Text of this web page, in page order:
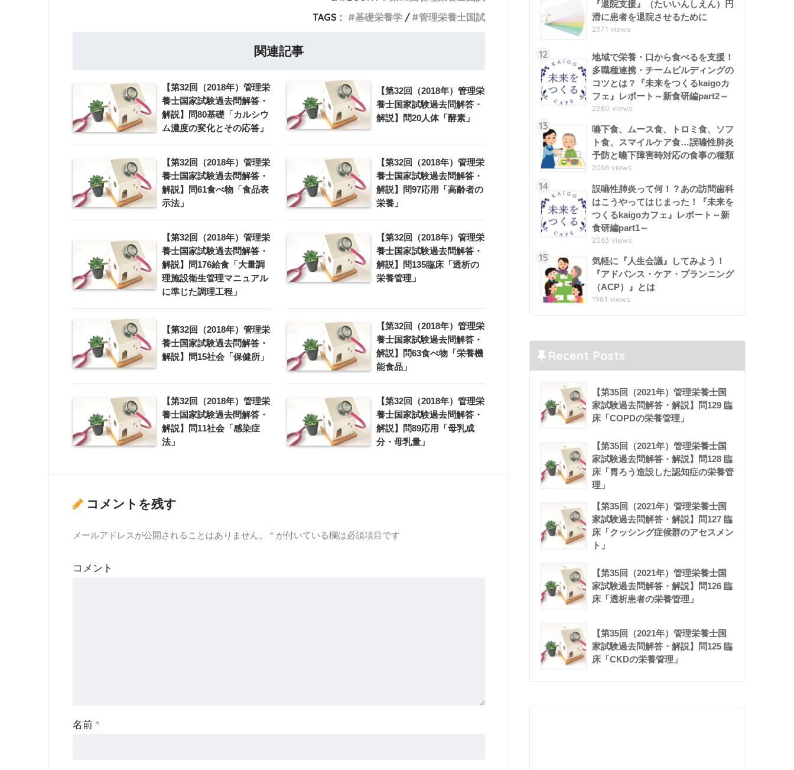
TAGS :
基礎栄養学 管理栄養士国試
関連記事
【第32回（2018年）管理栄
養士国家試験過去問解答・
解説】問80基礎「カルシウ
ム濃度の変化とその応答」
【第32回（2018年）管理栄
養士国家試験過去問解答・
解説】問20人体「酵素」
【第32回（2018年）管理栄
養士国家試験過去問解答・
解説】問61食べ物「食品表
示法」
【第32回（2018年）管理栄
養士国家試験過去問解答・
解説】問97応用「高齢者の
栄養」
【第32回（2018年）管理栄
養士国家試験過去問解答・
解説】問176給食「大量調
理施設衛生管理マニュアル
に準じた調理工程」
【第32回（2018年）管理栄
養士国家試験過去問解答・
解説】問135臨床「透析の
栄養管理」
【第32回（2018年）管理栄
養士国家試験過去問解答・
解説】問15社会「保健所」
【第32回（2018年）管理栄
養士国家試験過去問解答・
解説】問63食べ物「栄養機
能食品」
【第32回（2018年）管理栄
養士国家試験過去問解答・
解説】問11社会「感染症
法」
【第32回（2018年）管理栄
養士国家試験過去問解答・
解説】問89応用「母乳成
分・母乳量」
コメントを残す
メールアドレスが公開されることはありません。 * が付いている欄は必須項目です
コメント
名前 *
『退院支援』（たいいんしえん）円
滑に患者を退院させるために
2371 views
12
地域で栄養・口から食べるを支援！
多職種連携・チームビルディングの
コツとは？『未来をつくるkaigoカ
フェ』レポート～新食研編part2～
2280 views
13
嚥下食、ムース食、トロミ食、ソフ
ト食、スマイルケア食…誤嚥性肺炎
予防と嚥下障害時対応の食事の種類
2066 views
14
誤嚥性肺炎って何！？あの訪問歯科
はこうやってはじまった！『未来を
つくるkaigoカフェ』レポート～新
食研編part1～
2063 views
15
気軽に『人生会議』してみよう！
『アドバンス・ケア・プランニング
（ACP）』とは
1981 views
Recent Posts
【第35回（2021年）管理栄養士国
家試験過去問解答・解説】問129 臨
床「COPDの栄養管理」
【第35回（2021年）管理栄養士国
家試験過去問解答・解説】問128 臨
床「胃ろう造設した認知症の栄養管
理」
【第35回（2021年）管理栄養士国
家試験過去問解答・解説】問127 臨
床「クッシング症候群のアセスメン
ト」
【第35回（2021年）管理栄養士国
家試験過去問解答・解説】問126 臨
床「透析患者の栄養管理」
【第35回（2021年）管理栄養士国
家試験過去問解答・解説】問125 臨
床「CKDの栄養管理」